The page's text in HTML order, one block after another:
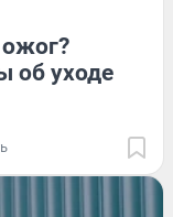
об уходе